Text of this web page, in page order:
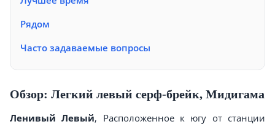
Рядом
Часто задаваемые вопросы
Обзор: Легкий левый серф-брейк, Мидигама
Ленивый Левый, Расположенное к югу от станции